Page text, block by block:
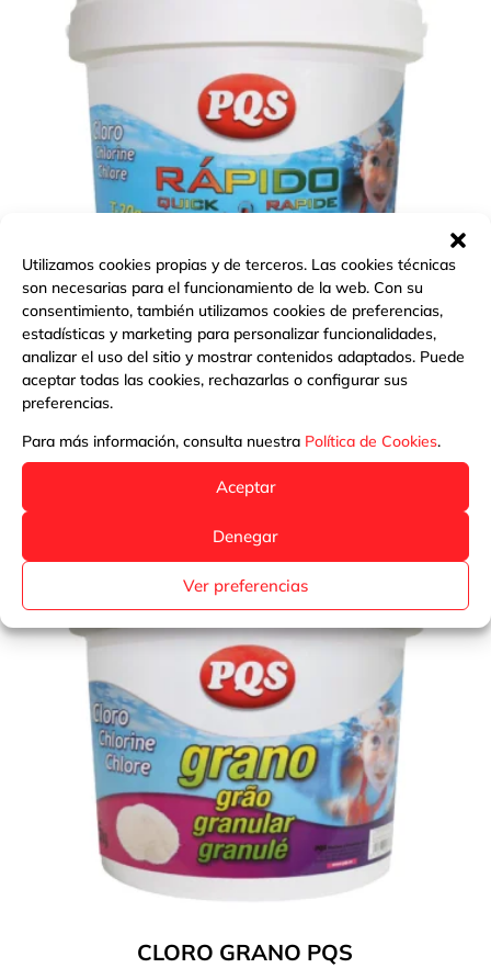
Utilizamos cookies propias y de terceros. Las cookies técnicas
son necesarias para el funcionamiento de la web. Con su
consentimiento, también utilizamos cookies de preferencias,
estadísticas y marketing para personalizar funcionalidades,
analizar el uso del sitio y mostrar contenidos adaptados. Puede
aceptar todas las cookies, rechazarlas o configurar sus
preferencias.
Para más información, consulta nuestra Política de Cookies.
Aceptar
Denegar
Ver preferencias
CLORO RÁPIDO P-20 G PQS
Más información
CLORO GRANO PQS